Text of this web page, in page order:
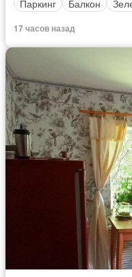
Паркинг
Балкон
17 часов назад